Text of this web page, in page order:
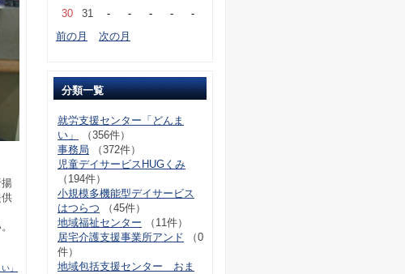
」
30
31 - - - -
-
前の月
次の月
分類一覧
就労支援センター「どんま
い」
（356件）
事務局 （372件）
児童デイサービスHUGくみ
（194件）
小規模多機能型デイサービス
はつらつ （45件）
地域福祉センター （11件）
居宅介護支援事業所アンド （0
件）
地域包括支援センター おま